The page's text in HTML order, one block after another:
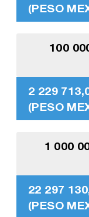
(PESO
100
2 229
(PESO
1 000
22 297
(PESO